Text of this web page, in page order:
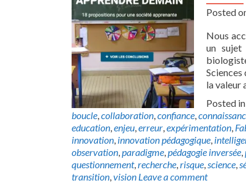
Posted
Nous
un sujet
Sciences
la valeur
Posted in
boucle,collaboration,confiance,
education,enjeu,erreur,expérimentation,
innovation, innovation pédagogique,
observation,paradigme,pédagogie inversée,
questionnement,recherche,risque,science,
transition,vision Leave a comment